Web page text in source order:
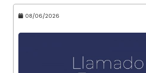
08/06/2026